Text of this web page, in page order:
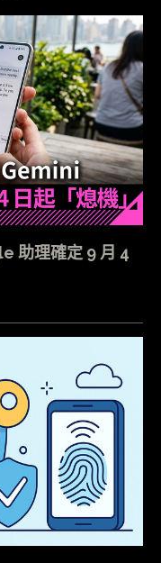
助理確定 9 月 4